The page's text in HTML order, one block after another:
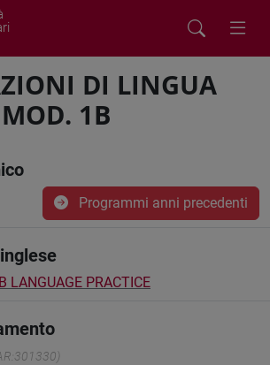
DI LINGUA
1B
Programmi anni precedenti
LANGUAGE PRACTICE